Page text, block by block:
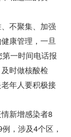
不聚集、加强
康管理，一旦
一时间电话报
时做核酸检
年人要积极接
新增感染者8
，涉及4个区，